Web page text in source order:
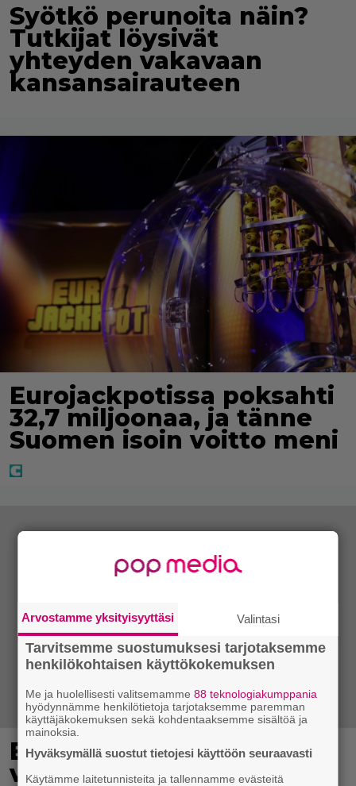
Syötkö perunoita näin?
Tutkijat löysivät
yhteyden vakavaan
kansansairauteen
Eurojackpotissa poksahti
32,7 miljoonaa, ja tänne
Suomen isoin voitto meni
Eppu Normaalin
viimeinen konsertti
Arvostamme yksityisyyttäsi Valintasi
Tarvitsemme suostumuksesi tarjotaksemme
henkilökohtaisen käyttökokemuksen
Me ja huolellisesti valitsemamme88 teknologiakumppania
hyödynnämme henkilötietoja tarjotaksemme paremman
käyttäjäkokemuksen sekä kohdentaaksemme sisältöä ja
mainoksia.
Hyväksymällä suostut tietojesi käyttöön seuraavasti
Käytämme laitetunnisteita ja tallennamme evästeitä